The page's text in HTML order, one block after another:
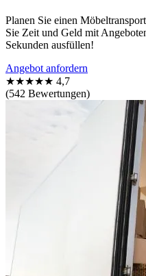
Planen Sie einen
Sie Zeit und Geld mit
Sekunden ausfüllen!
Angebot anfordern
★★★★★ 4,7
(542 Bewertungen)